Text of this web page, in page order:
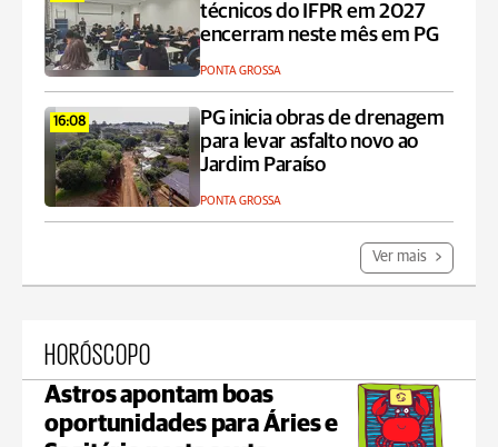
técnicos do IFPR em 2027
encerram neste mês em PG
PONTA GROSSA
16:08
PG inicia obras de drenagem
para levar asfalto novo ao
Jardim Paraíso
PONTA GROSSA
Ver mais
HORÓSCOPO
Astros apontam boas
oportunidades para Áries e